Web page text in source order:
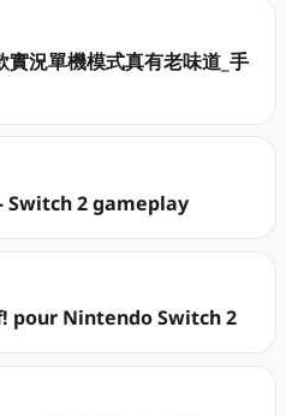
況單機模式真有老味道_手
Switch 2 gameplay
pour Nintendo Switch 2